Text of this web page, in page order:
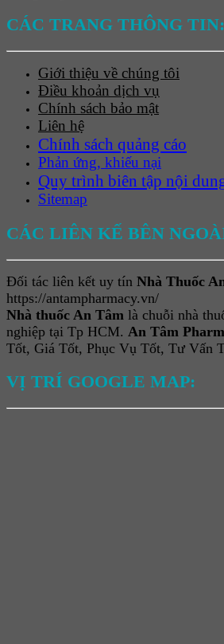
CÁC TRANG THÔNG TIN:
Giới thiệu về chúng tôi
Điều khoản dịch vụ
Chính sách bảo mật
Liên hệ
Chính sách quảng cáo
Phản ứng, khiếu nại
Quy trình biên tập nội
Sitemap
CÁC LIÊN KẾ BÊN
Đối tác liên kết uy tín Nhà Thuốc
https://antampharmacy.vn/
Nhà thuốc An Tâm là chuỗi nhà
nghiệp tại Tp HCM. An Tâm
Tốt, Giá Tốt, Phục Vụ Tốt, Tư Vấn
VỊ TRÍ GOOGLE MAP: